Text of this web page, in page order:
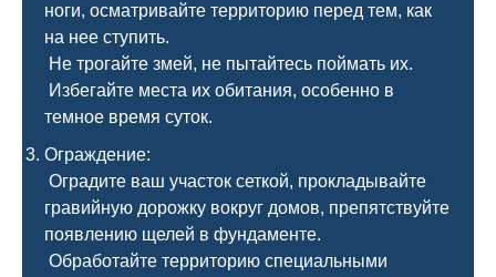
ноги, осматривайте территорию перед тем, как
на нее ступить.
Не трогайте змей, не пытайтесь поймать их.
Избегайте места их обитания, особенно в
темное время суток.
Ограждение:
Оградите ваш участок сеткой, прокладывайте
гравийную дорожку вокруг домов, препятствуйте
появлению щелей в фундаменте.
Обработайте территорию специальными